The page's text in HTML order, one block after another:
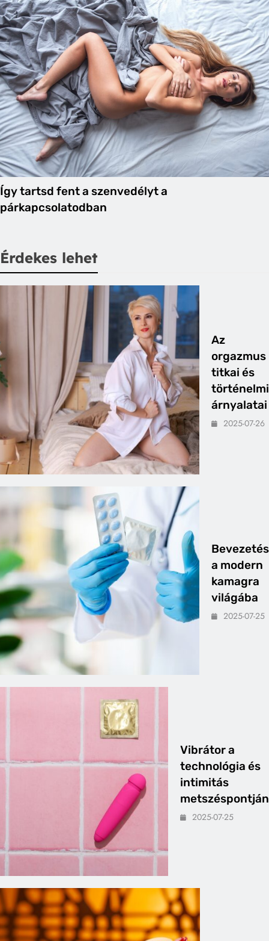
Így tartsd fent a szenvedélyt a
párkapcsolatodban
Érdekes lehet
Az
orgazmus
titkai és
történelmi
árnyalatai
2025-07-26
Bevezetés
a modern
kamagra
világába
2025-07-25
Vibrátor a
technológia és
intimitás
metszéspontján
2025-07-25